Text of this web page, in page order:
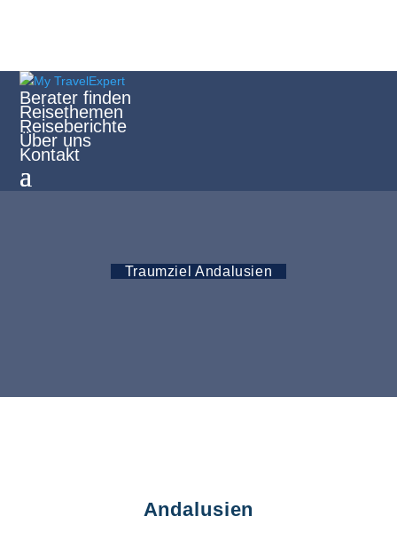
Berater finden
Reisethemen
Reiseberichte
Über uns
Kontakt
Traumziel Andalusien
Andalusien